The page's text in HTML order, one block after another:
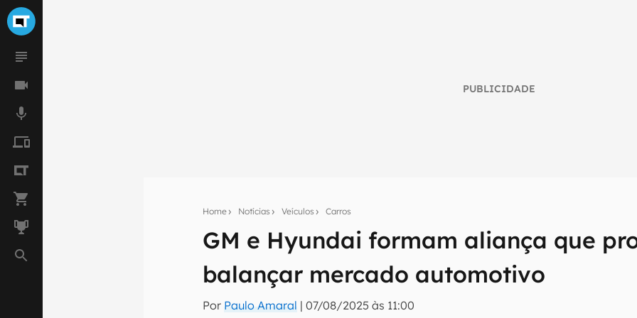
PUBLICIDADE
Home Notícias Veículos Carros
GM e Hyundai formam aliança que
balançar mercado automotivo
Por Paulo Amaral |07/08/2025 às 11:00
Seu resumo inteligente do mundo tech!
Assine a newsletter do Canaltech e receba notícias e reviews sobre tecnologia